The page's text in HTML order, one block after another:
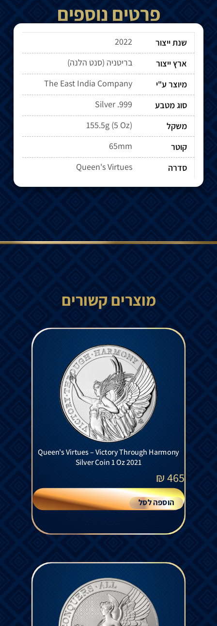
פרטים נוספים
שנת ייצור
2022
ארץ ייצור
בריטניה (סנט הלנה)
מיוצר ע"י
The East India Company
סוג מטבע
Silver .999
משקל
155.5g (5 Oz)
קוטר
65mm
סדרה
Queen's Virtues
מוצרים קשורים
Queen's Virtues – Victory Through Harmony
Silver Coin 1 Oz 2021
465
₪
הוספה לסל